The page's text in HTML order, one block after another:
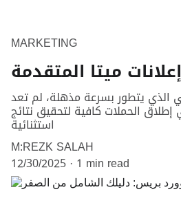
MARKETING
ميتا المتقدمة
الذي يتطور بسرعة مذهلة، لم تعد
إطلاق الحملات كافية لتحقيق نتائج
استثنائية
M:REZK SALAH
12/30/2025 1 min read